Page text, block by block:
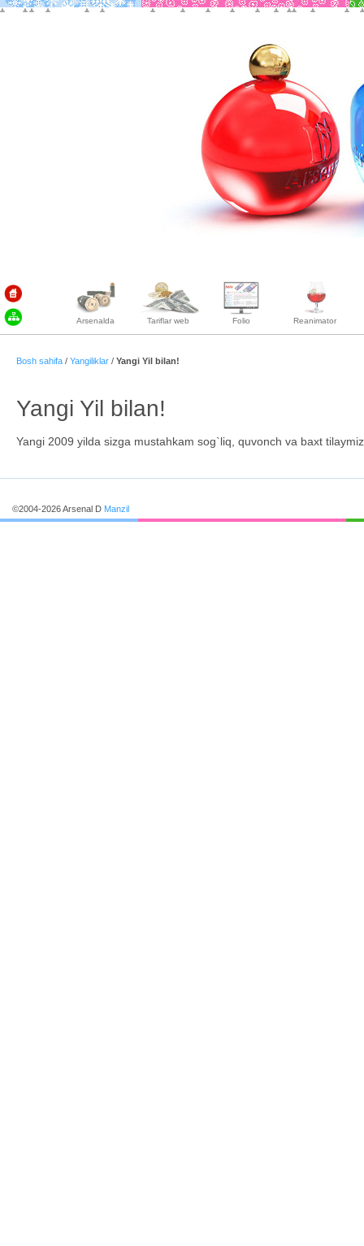
Arsenalda Tariflar web Folio Reanimator
Bosh sahifa / Yangiliklar / Yangi Yil bilan!
Yangi Yil bilan!
Yangi 2009 yilda sizga mustahkam sog`liq, quvonch va baxt
©2004-2026 Arsenal D Manzil